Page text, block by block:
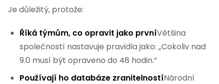
Je důležitý, protože:
Říká týmům, co opravit jako prvníVětšina
společností nastavuje pravidla jako: „Cokoliv nad
9.0 musí být opraveno do 48 hodin.“
Používají ho databáze zranitelnostíNárodní